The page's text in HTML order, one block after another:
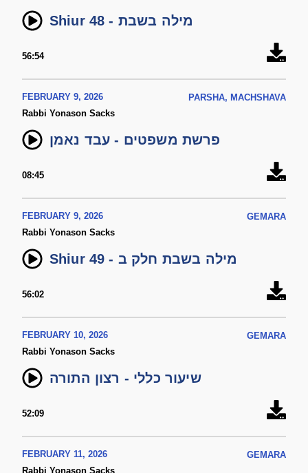
Shiur 48 - מילה בשבת
56:54
FEBRUARY 9, 2026
PARSHA, MACHSHAVA
Rabbi Yonason Sacks
פרשת משפטים - עבד נאמן
08:45
FEBRUARY 9, 2026
GEMARA
Rabbi Yonason Sacks
Shiur 49 - מילה בשבת חלק ב
56:02
FEBRUARY 10, 2026
GEMARA
Rabbi Yonason Sacks
שיעור כללי - רצון התורה
52:09
FEBRUARY 11, 2026
GEMARA
Rabbi Yonason Sacks